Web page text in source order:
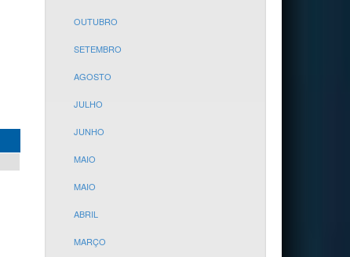
OUTUBRO
SETEMBRO
AGOSTO
JULHO
JUNHO
MAIO
MAIO
ABRIL
MARÇO